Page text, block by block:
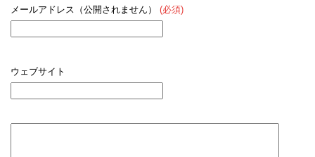
メールアドレス（公開されません） (必須)
ウェブサイト